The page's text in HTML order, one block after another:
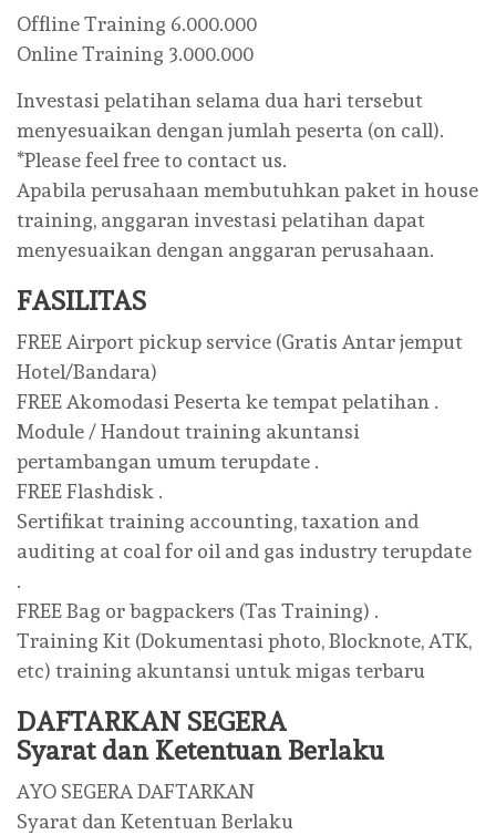
Offline Training 6.000.000
Online Training 3.000.000
Investasi pelatihan selama dua hari tersebut
menyesuaikan dengan jumlah peserta (on call).
*Please feel free to contact us.
Apabila perusahaan membutuhkan paket in house
training, anggaran investasi pelatihan dapat
menyesuaikan dengan anggaran perusahaan.
FASILITAS
FREE Airport pickup service (Gratis Antar jemput
Hotel/Bandara)
FREE Akomodasi Peserta ke tempat pelatihan .
Module / Handout training akuntansi
pertambangan umum terupdate .
FREE Flashdisk .
Sertifikat training accounting, taxation and
auditing at coal for oil and gas industry terupdate
.
FREE Bag or bagpackers (Tas Training) .
Training Kit (Dokumentasi photo, Blocknote, ATK,
etc) training akuntansi untuk migas terbaru
DAFTARKAN SEGERA
Syarat dan Ketentuan Berlaku
AYO SEGERA DAFTARKAN
Syarat dan Ketentuan Berlaku